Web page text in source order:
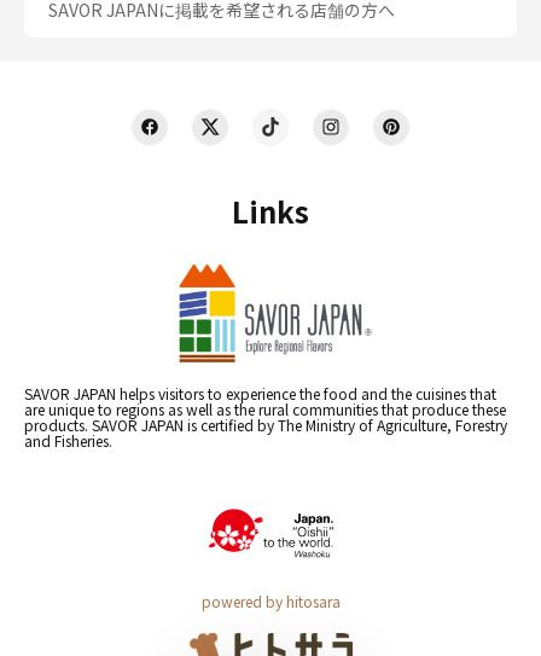
Links
SAVOR JAPAN helps visitors to experience the food and the cuisines that
are unique to regions as well as the rural communities that produce these
products. SAVOR JAPAN is certified by The Ministry of Agriculture, Forestry
and Fisheries.
powered by hitosara
SAVOR JAPANに掲載を希望される店舗の方へ